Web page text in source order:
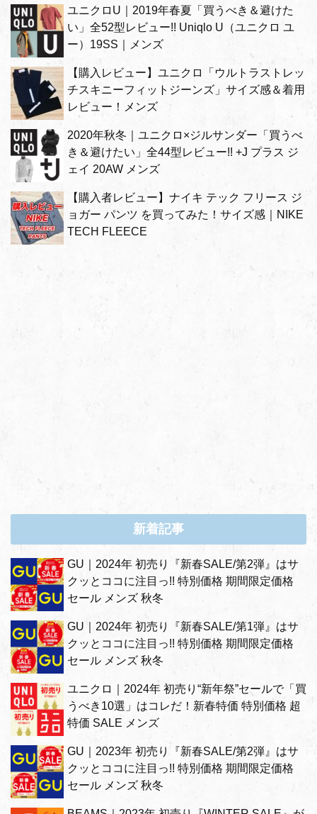
ユニクロU｜2019年春夏「買うべき＆避けた
い」全52型レビュー!! Uniqlo U（ユニクロ ユ
ー）19SS｜メンズ
【購入レビュー】ユニクロ「ウルトラストレッ
チスキニーフィットジーンズ」サイズ感＆着用
レビュー！メンズ
2020年秋冬｜ユニクロ×ジルサンダー「買うべ
き＆避けたい」全44型レビュー!! +J プラス ジ
ェイ 20AW メンズ
【購入者レビュー】ナイキ テック フリース ジ
ョガー パンツ を買ってみた！サイズ感｜NIKE
TECH FLEECE
新着記事
GU｜2024年 初売り『新春SALE/第2弾』はサ
クッとココに注目っ!! 特別価格 期間限定価格
セール メンズ 秋冬
GU｜2024年 初売り『新春SALE/第1弾』はサ
クッとココに注目っ!! 特別価格 期間限定価格
セール メンズ 秋冬
ユニクロ｜2024年 初売り“新年祭”セールで「買
うべき10選」はコレだ！新春特価 特別価格 超
特価 SALE メンズ
GU｜2023年 初売り『新春SALE/第2弾』はサ
クッとココに注目っ!! 特別価格 期間限定価格
セール メンズ 秋冬